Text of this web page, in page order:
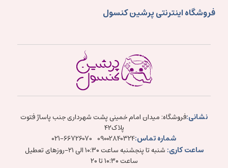
فروشگاه اینترنتی پرشین کنسول
نشانی:فروشگاه: میدان امام خمینی پشت شهرداری جنب پاساژ فتوت
پلاک۴۲
شماره تماس:09002840324
021-66726070
ساعت کاری:
شنبه تا پنجشنبه ساعت ۱۰:۳۰ الی ۲۱-روزهای تعطیل
ساعت ۱۰:۳۰ تا ۲۰